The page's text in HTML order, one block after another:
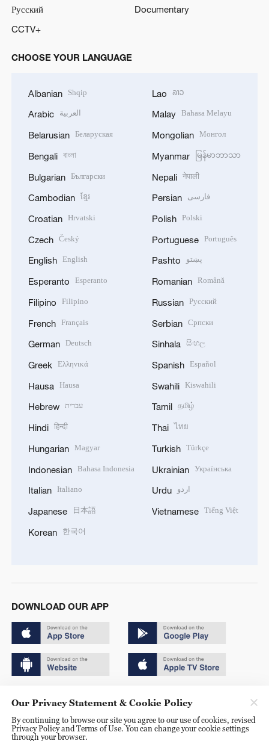
Русский
Documentary
CCTV+
CHOOSE YOUR LANGUAGE
Albanian Shqip
Arabic العربية
Belarusian Беларуская
Bengali বাংলা
Bulgarian Български
Cambodian ខ្មែរ
Croatian Hrvatski
Czech Český
English English
Esperanto Esperanto
Filipino Filipino
French Français
German Deutsch
Greek Ελληνικά
Hausa Hausa
Hebrew עברית
Hindi हिन्दी
Hungarian Magyar
Indonesian Bahasa Indonesia
Italian Italiano
Japanese 日本語
Korean 한국어
Lao ລາວ
Malay Bahasa Melayu
Mongolian Монгол
Myanmar မြန်မာဘာသာ
Nepali नेपाली
Persian فارسی
Polish Polski
Portuguese Português
Pashto پښتو
Romanian Română
Russian Русский
Serbian Српски
Sinhala සිංහල
Spanish Español
Swahili Kiswahili
Tamil தமிழ்
Thai ไทย
Turkish Türkçe
Ukrainian Українська
Urdu اردو
Vietnamese Tiếng Việt
DOWNLOAD OUR APP
京ICP备20000184号
京公网安备 11010502050052号
Our Privacy Statement & Cookie Policy
By continuing to browse our site you agree to our use of cookies, revised
Privacy Policy and Terms of Use. You can change your cookie settings
through your browser.